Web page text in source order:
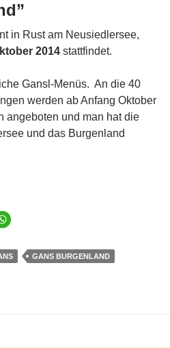
in Rust am Neusiedlersee,
2014 stattfindet.
Gansl-Menüs. An die 40
werden ab Anfang Oktober
angeboten und man hat die
und das Burgenland
GANS BURGENLAND